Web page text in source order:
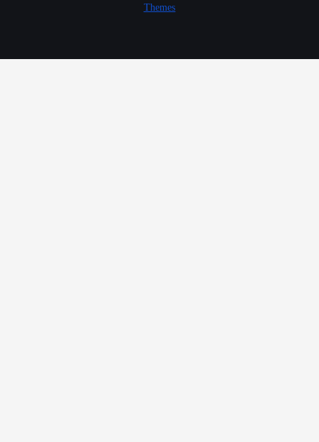
Themes